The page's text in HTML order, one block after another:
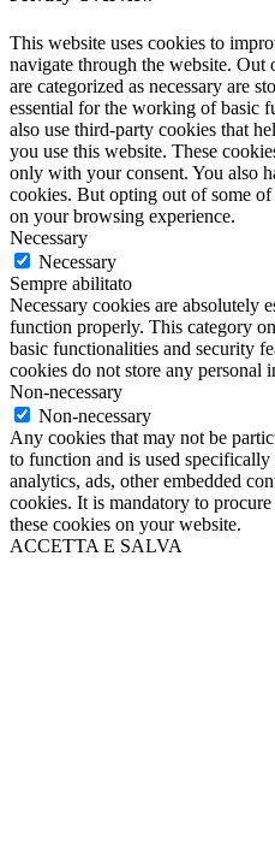
This website uses cookies to
navigate through the website. Out
are categorized as necessary are
essential for the working of basic
also use third-party cookies that
you use this website. These
only with your consent. You also
cookies. But opting out of some
on your browsing experience.
Necessary
Necessary
Sempre abilitato
Necessary cookies are absolutely
function properly. This category
basic functionalities and security
cookies do not store any personal
Non-necessary
Non-necessary
Any cookies that may not be
to function and is used
analytics, ads, other embedded
cookies. It is mandatory to
these cookies on your website.
ACCETTA E SALVA